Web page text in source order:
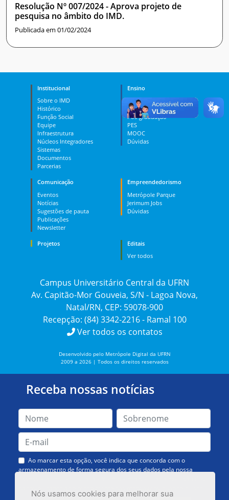
Nós usamos cookies para melhorar sua
Resolução Nº 007/2024 - Aprova projeto de
pesquisa no âmbito do IMD.
Publicada em 01/02/2024
Institucional
Sobre o IMD
Histórico
Função Social
Equipe
Infraestrutura
Núcleos Integradores
Sistemas
Documentos
Parcerias
Ensino
Curso Técnico
Graduação
Pós-graduação
PES
MOOC
Dúvidas
Comunicação
Eventos
Notícias
Sugestões de pauta
Publicações
Newsletter
Empreendedorismo
Metrópole Parque
Jerimum Jobs
Dúvidas
Projetos
Editais
Ver todos
Campus Universitário Central da UFRN
Av. Capitão-Mor Gouveia, S/N - Lagoa Nova,
Natal/RN, CEP: 59078-900
Recepção: (84) 3342-2216 - Ramal 100
Ver todos os contatos
Desenvolvido pelo Metrópole Digital da UFRN
2009 a 2026 | Todos os direitos reservados
Receba nossas notícias
Ao marcar esta opção, você indica que concorda com o
armazenamento de forma segura dos seus dados pela nossa